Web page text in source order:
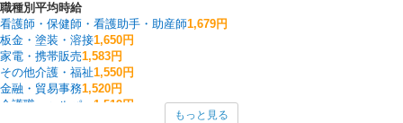
職種別平均時給
看護師・保健師・看護助手・助産師1,679円
板金・塗装・溶接1,650円
家電・携帯販売1,583円
その他介護・福祉1,550円
金融・貿易事務1,520円
介護職・ヘルパー 1,519円
もっと見る